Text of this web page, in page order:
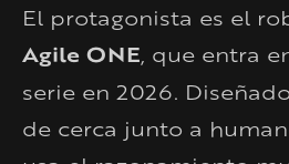
El protagonista es el
Agile ONE, que entra
serie en 2026.
de cerca junto a